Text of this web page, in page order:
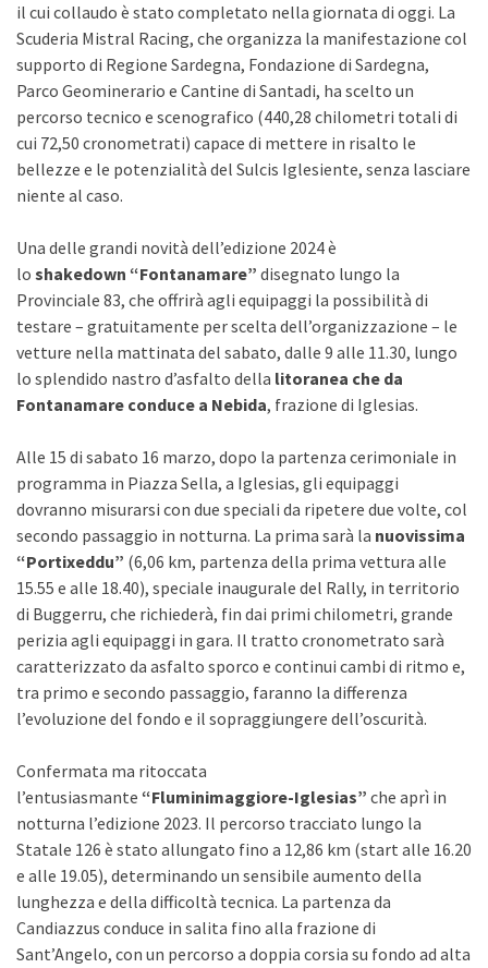
il cui collaudo è stato completato nella giornata di oggi. La
Scuderia Mistral Racing, che organizza la manifestazione col
supporto di Regione Sardegna, Fondazione di Sardegna,
Parco Geominerario e Cantine di Santadi, ha scelto un
percorso tecnico e scenografico (440,28 chilometri totali di
cui 72,50 cronometrati) capace di mettere in risalto le
bellezze e le potenzialità del Sulcis Iglesiente, senza lasciare
niente al caso.
Una delle grandi novità dell’edizione 2024 è
lo shakedown “Fontanamare” disegnato lungo la
Provinciale 83, che offrirà agli equipaggi la possibilità di
testare – gratuitamente per scelta dell’organizzazione – le
vetture nella mattinata del sabato, dalle 9 alle 11.30, lungo
lo splendido nastro d’asfalto della litoranea che da
Fontanamare conduce a Nebida, frazione di Iglesias.
Alle 15 di sabato 16 marzo, dopo la partenza cerimoniale in
programma in Piazza Sella, a Iglesias, gli equipaggi
dovranno misurarsi con due speciali da ripetere due volte, col
secondo passaggio in notturna. La prima sarà la nuovissima
“Portixeddu” (6,06 km, partenza della prima vettura alle
15.55 e alle 18.40), speciale inaugurale del Rally, in territorio
di Buggerru, che richiederà, fin dai primi chilometri, grande
perizia agli equipaggi in gara. Il tratto cronometrato sarà
caratterizzato da asfalto sporco e continui cambi di ritmo e,
tra primo e secondo passaggio, faranno la differenza
l’evoluzione del fondo e il sopraggiungere dell’oscurità.
Confermata ma ritoccata
l’entusiasmante “Fluminimaggiore-Iglesias” che aprì in
notturna l’edizione 2023. Il percorso tracciato lungo la
Statale 126 è stato allungato fino a 12,86 km (start alle 16.20
e alle 19.05), determinando un sensibile aumento della
lunghezza e della difficoltà tecnica. La partenza da
Candiazzus conduce in salita fino alla frazione di
Sant’Angelo, con un percorso a doppia corsia su fondo ad alta